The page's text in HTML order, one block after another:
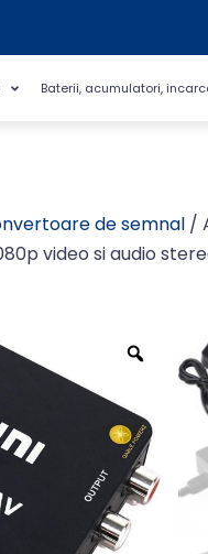
Baterii, acumulatori,
de semnal /
video si audio